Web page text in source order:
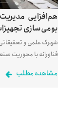
هم‌افزایی
بومی‌سازی
شهرک علمی و تحقیقاتی
فناورانه با محوریت
مشاهده مطلب